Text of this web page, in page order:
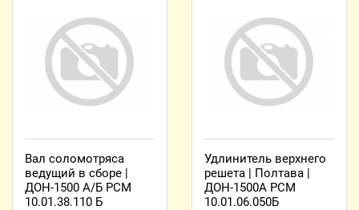
Вал соломотряса
ведущий в сборе |
ДОН-1500 А/Б РСМ
10.01.38.110 Б
Удлинитель верхнего
решета | Полтава |
ДОН-1500А РСМ
10.01.06.050Б